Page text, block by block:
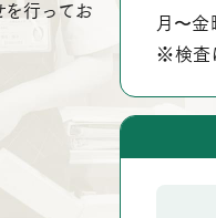
行ってお
月
か
金
※検査